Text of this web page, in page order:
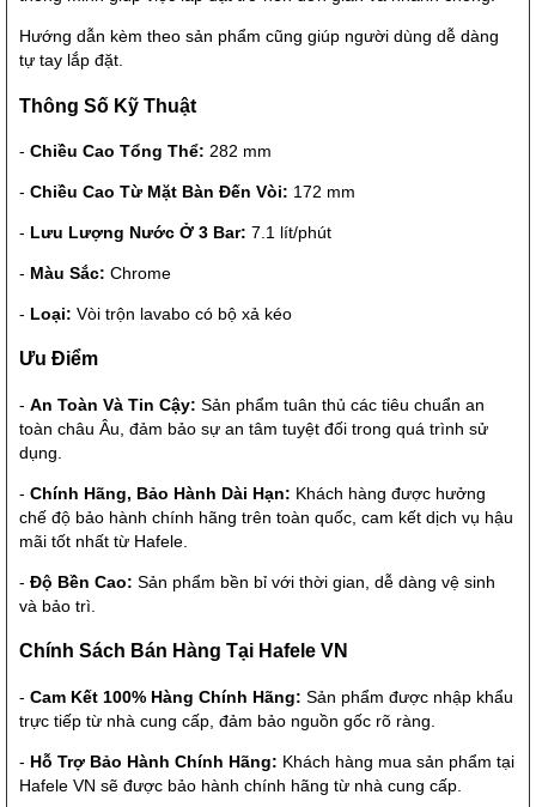
Hướng dẫn kèm theo sản phẩm cũng giúp người dùng dễ dàng
tự tay lắp đặt.
Thông Số Kỹ Thuật
- Chiều Cao Tổng Thể: 282 mm
- Chiều Cao Từ Mặt Bàn Đến Vòi: 172 mm
- Lưu Lượng Nước Ở 3 Bar: 7.1 lít/phút
- Màu Sắc: Chrome
- Loại: Vòi trộn lavabo có bộ xả kéo
Ưu Điểm
- An Toàn Và Tin Cậy: Sản phẩm tuân thủ các tiêu chuẩn an
toàn châu Âu, đảm bảo sự an tâm tuyệt đối trong quá trình sử
dụng.
- Chính Hãng, Bảo Hành Dài Hạn: Khách hàng được hưởng
chế độ bảo hành chính hãng trên toàn quốc, cam kết dịch vụ hậu
mãi tốt nhất từ Hafele.
- Độ Bền Cao: Sản phẩm bền bỉ với thời gian, dễ dàng vệ sinh
và bảo trì.
Chính Sách Bán Hàng Tại Hafele VN
- Cam Kết 100% Hàng Chính Hãng: Sản phẩm được nhập khẩu
trực tiếp từ nhà cung cấp, đảm bảo nguồn gốc rõ ràng.
- Hỗ Trợ Bảo Hành Chính Hãng: Khách hàng mua sản phẩm tại
Hafele VN sẽ được bảo hành chính hãng từ nhà cung cấp.